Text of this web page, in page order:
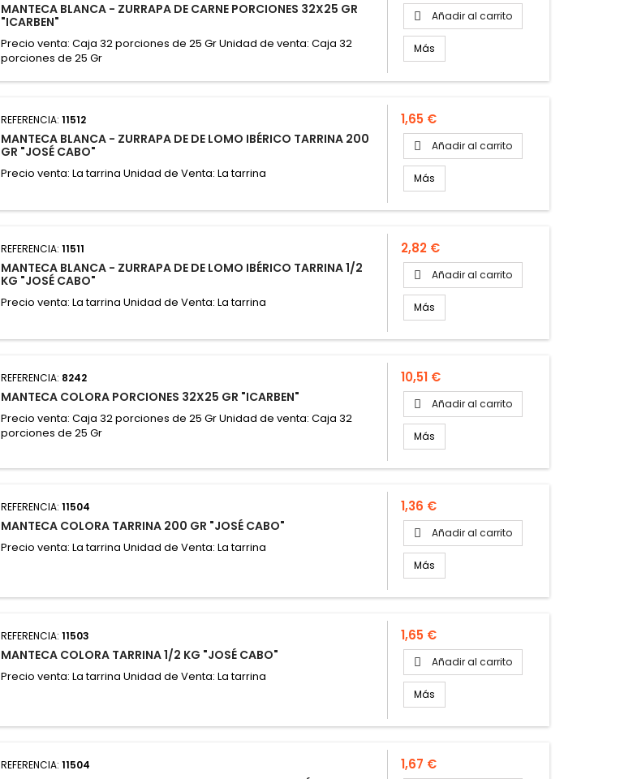
MANTECA BLANCA - ZURRAPA DE CARNE PORCIONES 32X25 GR
"ICARBEN"
Precio venta: Caja 32 porciones de 25 Gr Unidad de venta: Caja 32
porciones de 25 Gr
 Añadir al carrito
Más
REFERENCIA:11512
MANTECA BLANCA - ZURRAPA DE DE LOMO IBÉRICO TARRINA 200
GR "JOSÉ CABO"
Precio venta: La tarrina Unidad de Venta: La tarrina
Precio
1,65 €
 Añadir al carrito
Más
REFERENCIA:11511
MANTECA BLANCA - ZURRAPA DE DE LOMO IBÉRICO TARRINA 1/2
KG "JOSÉ CABO"
Precio venta: La tarrina Unidad de Venta: La tarrina
Precio
2,82 €
 Añadir al carrito
Más
REFERENCIA: 8242
MANTECA COLORA PORCIONES 32X25 GR "ICARBEN"
Precio venta: Caja 32 porciones de 25 Gr Unidad de venta: Caja 32
porciones de 25 Gr
Precio
10,51 €
 Añadir al carrito
Más
REFERENCIA:11504
MANTECA COLORA TARRINA 200 GR "JOSÉ CABO"
Precio venta: La tarrina Unidad de Venta: La tarrina
Precio
1,36 €
 Añadir al carrito
Más
REFERENCIA:11503
MANTECA COLORA TARRINA 1/2 KG "JOSÉ CABO"
Precio venta: La tarrina Unidad de Venta: La tarrina
Precio
1,65 €
 Añadir al carrito
Más
REFERENCIA:11504 Precio
1,67 €